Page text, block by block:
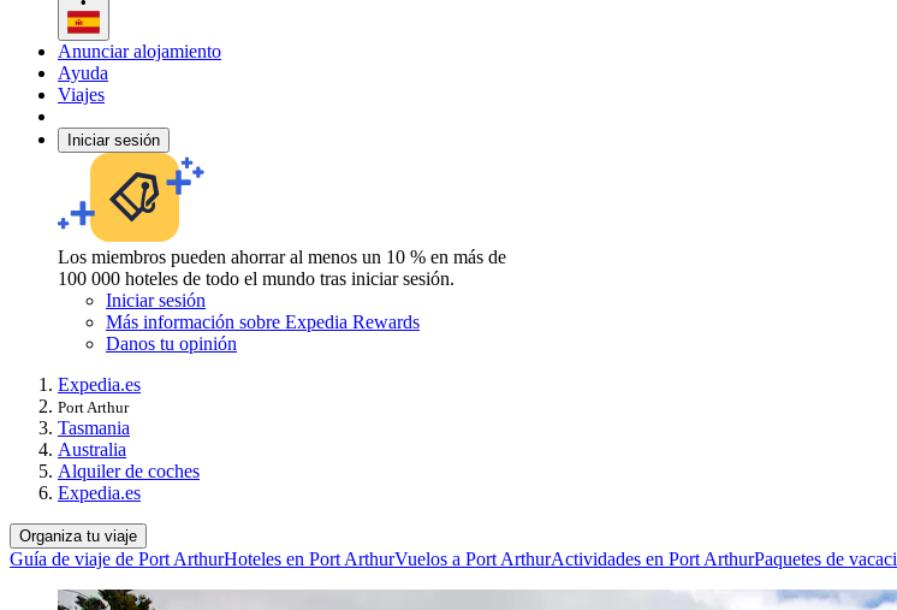
Anunciar alojamiento
Ayuda
Viajes
Iniciar sesión
Los miembros pueden ahorrar al menos un 10 % en más de
100 000 hoteles de todo el mundo tras iniciar sesión.
Iniciar sesión
Más información sobre Expedia Rewards
Danos tu opinión
Expedia.es
Port Arthur
Tasmania
Australia
Alquiler de coches
Expedia.es
Organiza tu viaje
Guía de viaje de Port ArthurHoteles en Port ArthurVuelos a Port ArthurActividades en Port ArthurPaquetes de